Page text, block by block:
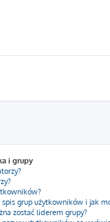
i grupy
grup użytkowników i jak
zostać liderem grupy?